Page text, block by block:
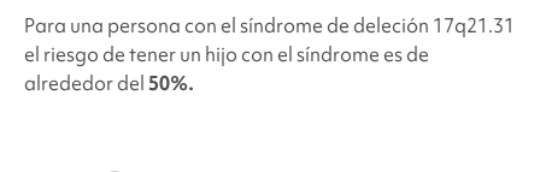
Para una persona con elsíndrome de deleción 17q21.31
el riesgo de tener un hijo con el síndrome es de
alrededor del 50%.